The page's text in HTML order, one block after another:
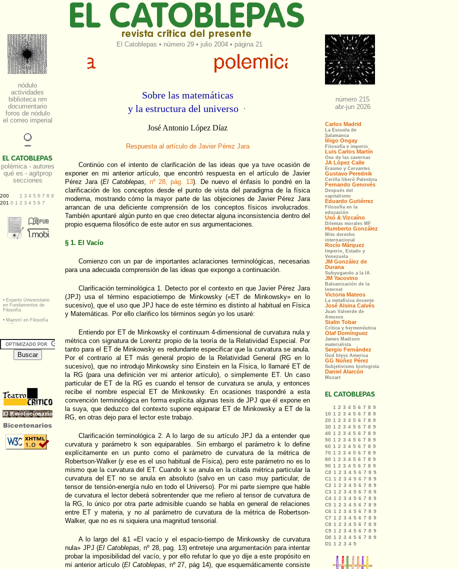
El Catoblepas • número 29 • julio 2004 • página 21
Sobre las matemáticas
y la estructura del universo
José Antonio López Díaz
Respuesta al artículo de Javier Pérez Jara
Continúo con el intento de clarificación de las ideas que ya tuve ocasión de
exponer en mi anterior artículo, que encontró respuesta en el artículo de Javier
Pérez Jara (El Catoblepas, nº 28, pág. 13). De nuevo el énfasis lo pondré en la
clarificación de los conceptos desde el punto de vista del paradigma de la física
moderna, mostrando cómo la mayor parte de las objeciones de Javier Pérez Jara
arrancan de una deficiente comprensión de los conceptos físicos involucrados.
También apuntaré algún punto en que creo detectar alguna inconsistencia dentro del
propio esquema filosófico de este autor en sus argumentaciones.
§ 1. El Vacío
Comienzo con un par de importantes aclaraciones terminológicas, necesarias
para una adecuada comprensión de las ideas que expongo a continuación.
Clarificación terminológica 1. Detecto por el contexto en que Javier Pérez Jara
(JPJ) usa el término espaciotiempo de Minkowsky («ET de Minkowsky» en lo
sucesivo), que el uso que JPJ hace de este término es distinto al habitual en Física
y Matemáticas. Por ello clarifico los términos según yo los usaré:
Entiendo por ET de Minkowsky el continuum 4-dimensional de curvatura nula y
métrica con signatura de Lorentz propio de la teoría de la Relatividad Especial. Por
tanto para el ET de Minkowsky es redundante especificar que la curvatura se anula.
Por el contrario al ET más general propio de la Relatividad General (RG en lo
sucesivo), que no introdujo Minkowsky sino Einstein en la Física, lo llamaré ET de
la RG (para una definición ver mi anterior artículo), o simplemente ET. Un caso
particular de ET de la RG es cuando el tensor de curvatura se anula, y entonces
recibe el nombre especial ET de Minkowsky. En ocasiones traspondré a esta
convención terminológica en forma explícita algunas tesis de JPJ que él expone en
la suya, que deduzco del contexto supone equiparar ET de Minkowsky a ET de la
RG, en otras dejo para el lector este trabajo.
Clarificación terminológica 2. A lo largo de su artículo JPJ da a entender que
curvatura y parámetro k son equiparables. Sin embargo el parámetro k lo define
explícitamente en un punto como el parámetro de curvatura de la métrica de
Robertson-Walker (y ese es el uso habitual de Física), pero este parámetro no es lo
mismo que la curvatura del ET. Cuando k se anula en la citada métrica particular la
curvatura del ET no se anula en absoluto (salvo en un caso muy particular, de
tensor de tensión-energía nulo en todo el Universo). Por mi parte siempre que hable
de curvatura el lector deberá sobrentender que me refiero al tensor de curvatura de
la RG, lo único por otra parte admisible cuando se habla en general de relaciones
entre ET y materia, y no al parámetro de curvatura de la métrica de Robertson-
Walker, que no es ni siquiera una magnitud tensorial.
A lo largo del &1 «El vacío y el espacio-tiempo de Minkowsky de curvatura
nula» JPJ (El Catoblepas, nº 28, pag. 13) entreteje una argumentación para intentar
probar la imposibilidad del vacío, y por ello refutar lo que yo dije a este propósito en
mi anterior artículo (El Catoblepas, nº 27, pág 14), que esquemáticamente consiste